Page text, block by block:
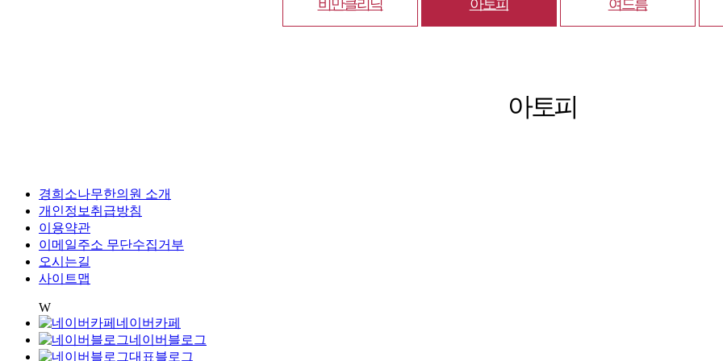
비만클리닉 아토피 여드름
아토피
경희소나무한의원 소개
개인정보취급방침
이용약관
이메일주소 무단수집거부
오시는길
사이트맵
W
네이버카페
네이버블로그
대표블로그